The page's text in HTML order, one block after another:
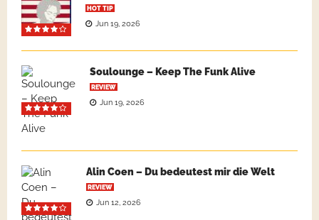
HOT TIP
Jun 19, 2026
Soulounge – Keep The Funk Alive
REVIEW
Jun 19, 2026
Alin Coen – Du bedeutest mir die Welt
REVIEW
Jun 12, 2026